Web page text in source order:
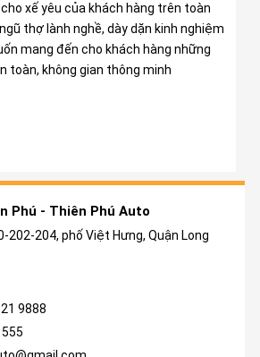
xế yêu của khách hàng trên toàn
thợ lành nghề, dày dặn kinh nghiệm
mang đến cho khách hàng những
toàn, không gian thông minh
Phú - Thiên Phú Auto
202-204, phố Việt Hưng, Quận Long
9888